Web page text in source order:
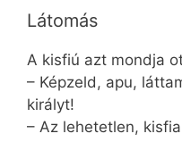
Látomás
A kisfiú azt mondja
– Képzeld, apu,
királyt!
– Az lehetetlen,